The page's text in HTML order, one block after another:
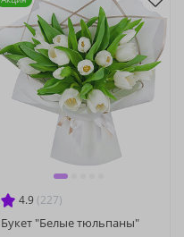
4.9 (227)
Букет "Белые тюльпаны"